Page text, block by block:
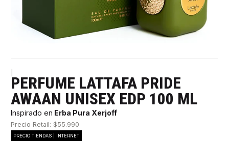
PERFUME LATTAFA PRIDE
AWAAN UNISEX EDP 100 ML
Inspirado en Erba Pura Xerjoff
Precio Retail: $55.990
PRECIO TIENDAS | INTERNET